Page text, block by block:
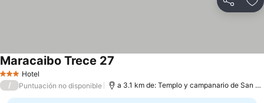
Compartir
3 Estrellas
Hotel
Maracaibo Trece 27
/ Puntuación no disponible a 3.1 km de: Templo y campanario de San Francisco de Asís